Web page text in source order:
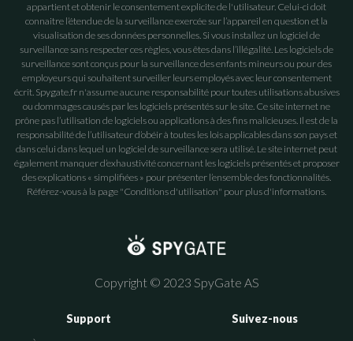
appartient et obtenir le consentement explicite de l'utilisateur. Celui-ci doit
connaitre l’étendue de la surveillance exercée sur l’appareil en question et la
visualisation de ses données personnelles. Si vous installez un logiciel de
surveillance sans respecter ces règles, vous êtes dans l’illégalité. Les logiciels de
surveillance sont conçus pour la surveillance des enfants mineurs ou pour des
employeurs qui souhaitent surveiller leurs employés avec leur consentement
écrit. Spygate.fr n'assume aucune responsabilité pour toutes utilisations abusives
ou dommages causés par les logiciels présentés sur le site. Ce site internet ne
prône pas l’utilisation de logiciels ou applications à des fins malicieuses. Il est de la
responsabilité de l’utilisateur d’obéir à toutes les lois applicables dans son pays et
dans celui dans lequel un logiciel de surveillance sera utilisé. Le site internet peut
également manquer d’exhaustivité concernant les logiciels présentés et proposer
des explications « simplifiées » pour présenter l’ensemble des fonctionnalités.
Référez-vous à la page "Conditions d'utilisation" pour plus d'informations.
Copyright © 2023 SpyGate AS
Support Suivez-nous